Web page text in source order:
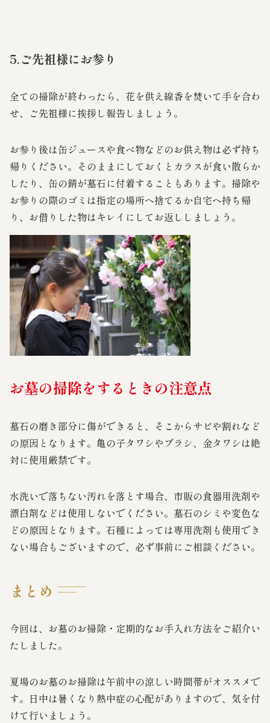
5.ご先祖様にお参り
全ての掃除が終わったら、花を供え線香を焚いて手を合わ
せ、ご先祖様に挨拶し報告しましょう。
お参り後は缶ジュースや食べ物などのお供え物は必ず持ち
帰りください。そのままにしておくとカラスが食い散らか
したり、缶の錆が墓石に付着することもあります。掃除や
お参りの際のゴミは指定の場所へ捨てるか自宅へ持ち帰
り、お借りした物はキレイにしてお返ししましょう。
お墓の掃除をするときの注意点
墓石の磨き部分に傷ができると、そこからサビや割れなど
の原因となります。亀の子タワシやブラシ、金タワシは絶
対に使用厳禁です。
水洗いで落ちない汚れを落とす場合、市販の食器用洗剤や
漂白剤などは使用しないでください。墓石のシミや変色な
どの原因となります。石種によっては専用洗剤も使用でき
ない場合もございますので、必ず事前にご相談ください。
まとめ
今回は、お墓のお掃除・定期的なお手入れ方法をご紹介い
たしました。
夏場のお墓のお掃除は午前中の涼しい時間帯がオススメで
す。日中は暑くなり熱中症の心配がありますので、気を付
けて行いましょう。